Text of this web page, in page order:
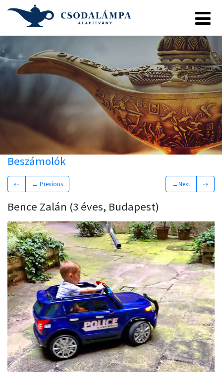
Beszámolók
⇠ ← Previous →Next ⇢
Bence Zalán (3 éves, Budapest)